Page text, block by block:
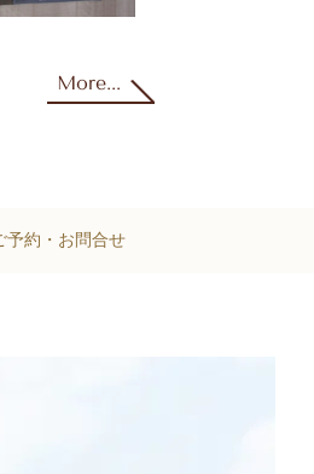
More...
予約・お問合せ